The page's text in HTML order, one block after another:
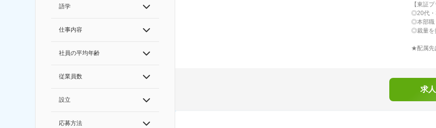
語学
仕事内容
社員の平均年齢
従業員数
設立
応募方法
【東証
◎20代・
◎本部職
◎裁量を
★配属先
求